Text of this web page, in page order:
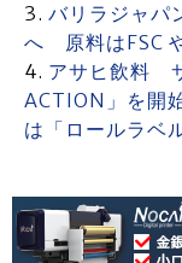
バリラジャ
へ 原料はFSC
アサヒ飲料
ACTION」を開
は「ロールラベ